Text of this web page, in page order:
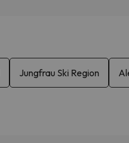
Jungfrau Ski Region